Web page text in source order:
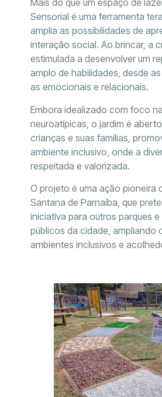
Mais do que um espaço de
Sensorial é uma ferramenta
amplia as possibilidades de
interação social. Ao brincar, a
estimulada a desenvolver um
amplo de habilidades, desde
as emocionais e relacionais.
Embora idealizado com foco
neuroatípicas, o jardim é
crianças e suas famílias,
ambiente inclusivo, onde a
respeitada e valorizada.
O projeto é uma ação pioneira
Santana de Parnaíba, que
iniciativa para outros parques
públicos da cidade, ampliando
ambientes inclusivos e